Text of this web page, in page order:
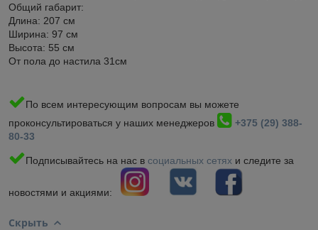
Общий габарит:
Длина: 207 см
Ширина: 97 см
Высота: 55 см
От пола до настила 31см
По всем интересующим вопросам вы можете
проконсультироваться у наших менеджеров
+375 (29) 388-
80-33
Подписывайтесь на нас в социальных сетях и следите за
новостями и акциями:
Скрыть